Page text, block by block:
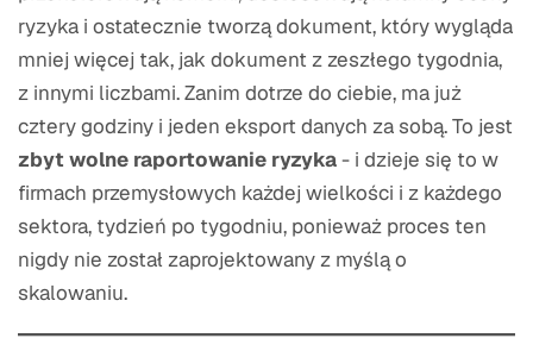
ryzyka i ostatecznie tworzą dokument, który wygląda
mniej więcej tak, jak dokument z zeszłego tygodnia,
z innymi liczbami. Zanim dotrze do ciebie, ma już
cztery godziny i jeden eksport danych za sobą. To jest
zbyt wolne raportowanie ryzyka- i dzieje się to w
firmach przemysłowych każdej wielkości i z każdego
sektora, tydzień po tygodniu, ponieważ proces ten
nigdy nie został zaprojektowany z myślą o
skalowaniu.